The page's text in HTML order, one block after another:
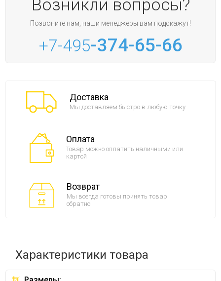
Возникли вопросы?
Позвоните нам, наши менеджеры вам подскажут!
+7-495-374-65-66
Доставка
Мы доставляем быстро в любую точку
Оплата
Товар можно оплатить наличными или
картой
Возврат
Мы всегда готовы принять товар
обратно
Характеристики товара